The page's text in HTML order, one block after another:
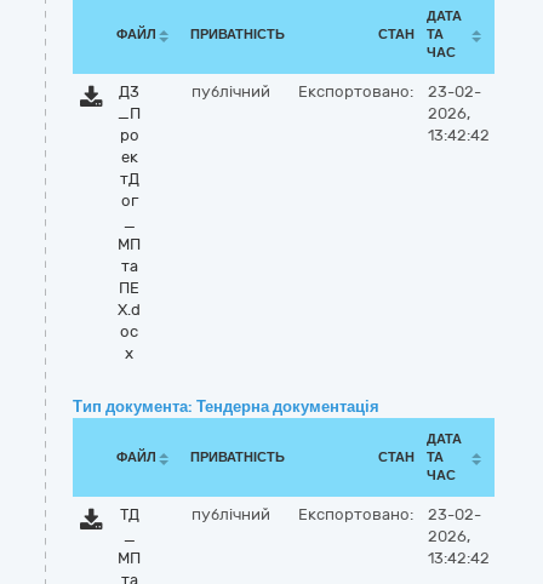
ФАЙЛ ПРИВАТНІСТЬ СТАН
ДАТА
ТА
ЧАС
Д3
_П
ро
ек
тД
ог
_
МП
та
ПЕ
Х.d
oc
x
публічний Експортовано:
23-02-
2026,
13:42:42
Тип документа: Тендерна документація
ФАЙЛ ПРИВАТНІСТЬ СТАН
ДАТА
ТА
ЧАС
ТД
_
МП
та
публічний Експортовано:
23-02-
2026,
13:42:42